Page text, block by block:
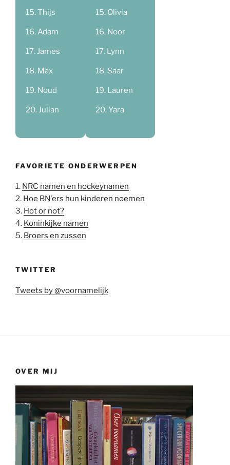
Thijs
Adam
James
Max
Noud
Julian
Olivia
Noor
Lynn
Saar
Lauren
Yara
FAVORIETE ONDERWERPEN
1. NRC namen en hockeynamen
2. Hoe BN'ers hun kinderen noemen
3. Hot or not?
4. Koninkijke namen
5. Broers en zussen
TWITTER
Tweets by @voornamelijk
OVER MIJ